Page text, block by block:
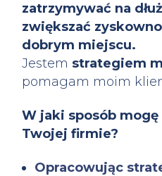
zatrzymywać na
zwiększać
dobrym miejscu.
Jestem strategiem
pomagam moim
W jaki sposób
Twojej firmie?
Opracowując